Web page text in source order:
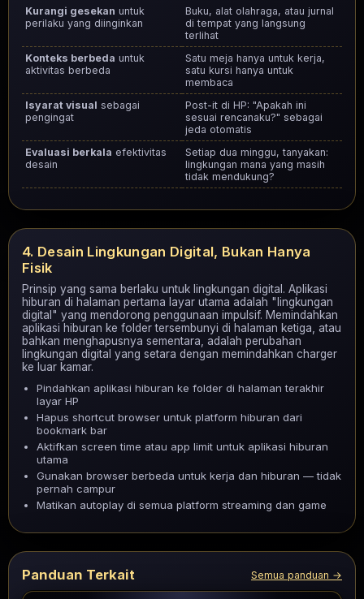
Kurangi gesekan untuk
perilaku yang diinginkan
Buku, alat olahraga, atau jurnal
di tempat yang langsung
terlihat
Konteks berbeda untuk
aktivitas berbeda
Satu meja hanya untuk kerja,
satu kursi hanya untuk
membaca
Isyarat visual sebagai
pengingat
Post-it di HP: "Apakah ini
sesuai rencanaku?" sebagai
jeda otomatis
Evaluasi berkala efektivitas
desain
Setiap dua minggu, tanyakan:
lingkungan mana yang masih
tidak mendukung?
4. Desain Lingkungan Digital, Bukan Hanya
Fisik
Prinsip yang sama berlaku untuk lingkungan digital. Aplikasi
hiburan di halaman pertama layar utama adalah "lingkungan
digital" yang mendorong penggunaan impulsif. Memindahkan
aplikasi hiburan ke folder tersembunyi di halaman ketiga, atau
bahkan menghapusnya sementara, adalah perubahan
lingkungan digital yang setara dengan memindahkan charger
ke luar kamar.
Pindahkan aplikasi hiburan ke folder di halaman terakhir
layar HP
Hapus shortcut browser untuk platform hiburan dari
bookmark bar
Aktifkan screen time atau app limit untuk aplikasi hiburan
utama
Gunakan browser berbeda untuk kerja dan hiburan — tidak
pernah campur
Matikan autoplay di semua platform streaming dan game
Panduan Terkait Semua panduan →